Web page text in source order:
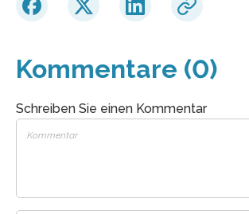
Kommentare (0)
Schreiben Sie einen Kommentar